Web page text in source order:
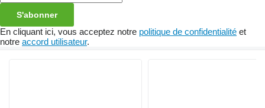
S'abonner
En cliquant ici, vous acceptez notre politique de confidentialité et
notre accord utilisateur.